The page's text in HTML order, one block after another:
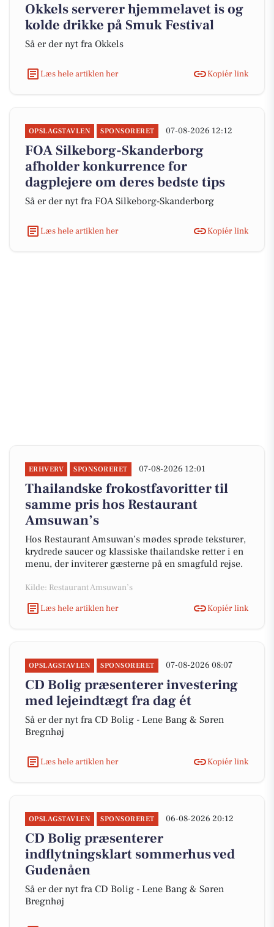
Okkels serverer hjemmelavet is og
kolde drikke på Smuk Festival
Så er der nyt fra Okkels
Læs hele artiklen her Kopiér link
OPSLAGSTAVLEN SPONSORERET 07-08-2026 12:12
FOA Silkeborg-Skanderborg
afholder konkurrence for
dagplejere om deres bedste tips
Så er der nyt fra FOA Silkeborg-Skanderborg
Læs hele artiklen her Kopiér link
ERHVERV SPONSORERET 07-08-2026 12:01
Thailandske frokostfavoritter til
samme pris hos Restaurant
Amsuwan’s
Hos Restaurant Amsuwan’s mødes sprøde teksturer,
krydrede saucer og klassiske thailandske retter i en
menu, der inviterer gæsterne på en smagfuld rejse.
Kilde: Restaurant Amsuwan’s
Læs hele artiklen her
Kopiér link
OPSLAGSTAVLEN SPONSORERET 07-08-2026 08:07
CD Bolig præsenterer investering
med lejeindtægt fra dag ét
Så er der nyt fra CD Bolig - Lene Bang & Søren
Bregnhøj
Læs hele artiklen her Kopiér link
OPSLAGSTAVLEN SPONSORERET 06-08-2026 20:12
CD Bolig præsenterer
indflytningsklart sommerhus ved
Gudenåen
Så er der nyt fra CD Bolig - Lene Bang & Søren
Bregnhøj